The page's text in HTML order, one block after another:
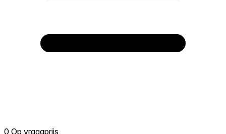
0 Op vraagprijs